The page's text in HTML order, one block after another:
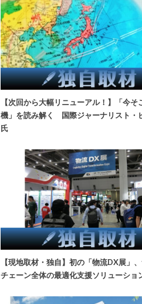
【次回から大幅リニューアル！】「今そ
機」を読み解く 国際ジャーナリスト・
氏
【現地取材・独自】初の「物流DX展」
チェーン全体の最適化支援ソリューショ